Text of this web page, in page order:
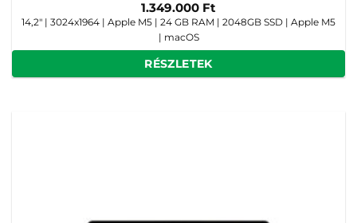
1.349.000 Ft
14,2" | 3024x1964 | Apple M5 | 24 GB RAM | 2048GB SSD | Apple M5
| macOS
RÉSZLETEK